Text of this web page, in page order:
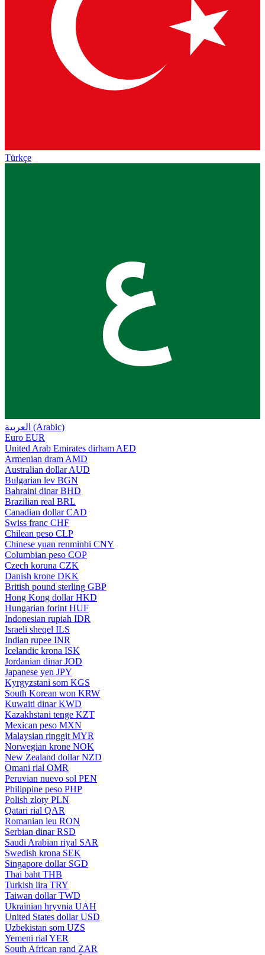
Türkçe
ع
العربية (Arabic)
Euro EUR
United Arab Emirates dirham AED
Armenian dram AMD
Australian dollar AUD
Bulgarian lev BGN
Bahraini dinar BHD
Brazilian real BRL
Canadian dollar CAD
Swiss franc CHF
Chilean peso CLP
Chinese yuan renminbi CNY
Columbian peso COP
Czech koruna CZK
Danish krone DKK
British pound sterling GBP
Hong Kong dollar HKD
Hungarian forint HUF
Indonesian rupiah IDR
Israeli sheqel ILS
Indian rupee INR
Icelandic krona ISK
Jordanian dinar JOD
Japanese yen JPY
Kyrgyzstani som KGS
South Korean won KRW
Kuwaiti dinar KWD
Kazakhstani tenge KZT
Mexican peso MXN
Malaysian ringgit MYR
Norwegian krone NOK
New Zealand dollar NZD
Omani rial OMR
Peruvian nuevo sol PEN
Philippine peso PHP
Polish zloty PLN
Qatari rial QAR
Romanian leu RON
Serbian dinar RSD
Saudi Arabian riyal SAR
Swedish krona SEK
Singapore dollar SGD
Thai baht THB
Turkish lira TRY
Taiwan dollar TWD
Ukrainian hryvnia UAH
United States dollar USD
Uzbekistan som UZS
Yemeni rial YER
South African rand ZAR